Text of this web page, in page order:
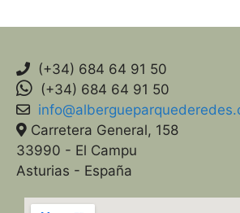
(+34) 684 64 91 50
(+34) 684 64 91 50
Carretera General, 158
33990 - El Campu
Asturias - España